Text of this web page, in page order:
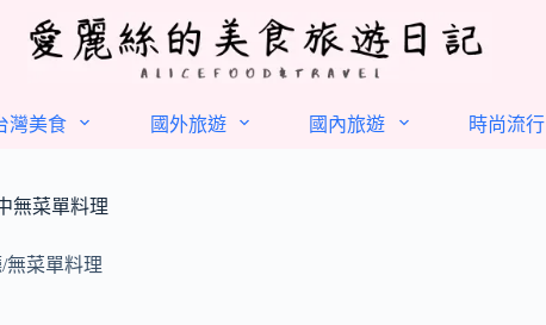
灣美食 國外旅遊 國內旅遊 時尚流行
無菜單料理
無菜單料理